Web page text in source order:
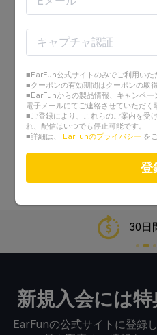
ま
アカウン
Google
30日
新規入会には特
EarFunの公式サイトに登録
■EarFun公式サイトのみでご利用いた
■クーポンの有効期間はクーポンの取
■EarFunからの製品情報、キャンペー
電子メールにてご連絡させていただく
■ご登録により、これらのご案内を受
れ、配信はいつでも停止可能です。
■詳細は、 EarFunのプライバシー を
登